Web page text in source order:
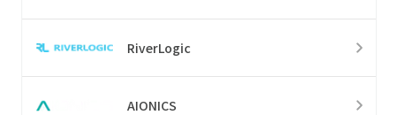
RiverLogic
AIONICS